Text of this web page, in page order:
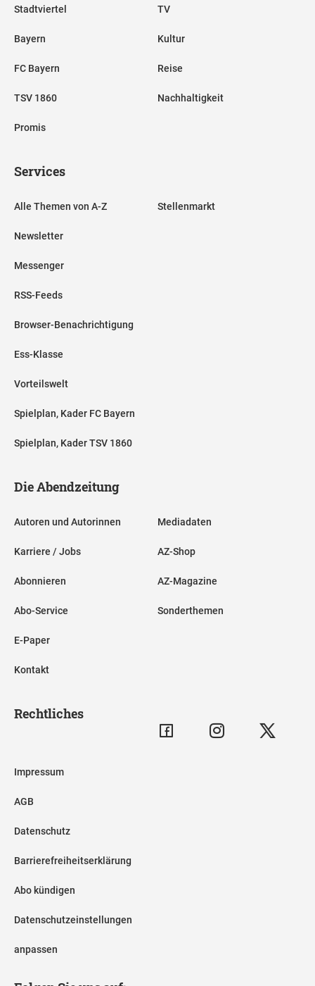
Stadtviertel
Bayern
FC Bayern
TSV 1860
Promis
TV
Kultur
Reise
Nachhaltigkeit
Services
Alle Themen von A-Z
Newsletter
Messenger
RSS-Feeds
Browser-Benachrichtigung
Ess-Klasse
Vorteilswelt
Spielplan, Kader FC Bayern
Spielplan, Kader TSV 1860
Stellenmarkt
Die Abendzeitung
Autoren und Autorinnen
Karriere / Jobs
Abonnieren
Abo-Service
E-Paper
Kontakt
Mediadaten
AZ-Shop
AZ-Magazine
Sonderthemen
Rechtliches
Impressum
AGB
Datenschutz
Barrierefreiheitserklärung
Abo kündigen
Datenschutzeinstellungen
anpassen